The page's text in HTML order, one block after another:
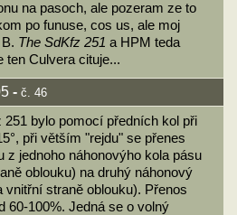
na pasoch, ale pozeram ze to
po funuse, cos us, ale moj
The SdKfz 251 a HPM teda
ten Culvera cituje...
- č. 46
251 bylo pomocí předních kol při
při větším "rejdu" se přenes
z jednoho náhonovýho kola pásu
oblouku) na druhý náhonový
vnitřní straně oblouku). Přenos
60-100%. Jedná se o volný